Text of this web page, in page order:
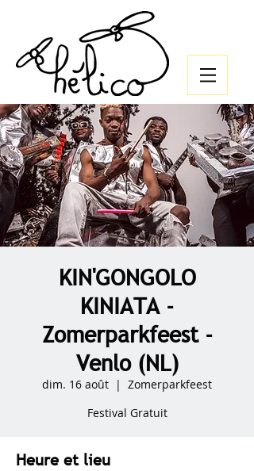
KIN'GONGOLO
KINIATA -
Zomerparkfeest -
Venlo (NL)
dim. 16 août
  |
Zomerparkfeest
Festival Gratuit
Heure et lieu